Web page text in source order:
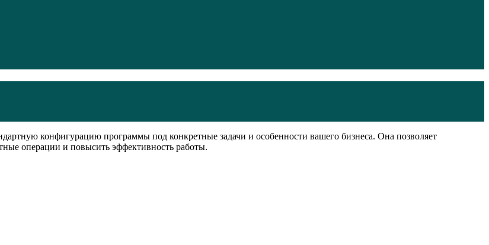
конфигурацию программы под конкретные задачи и особенности вашего бизнеса. Она позволяет
операции и повысить эффективность работы.